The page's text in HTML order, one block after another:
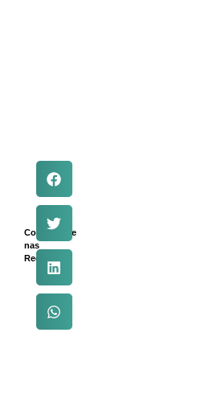
Compartilhe
nas
Redes